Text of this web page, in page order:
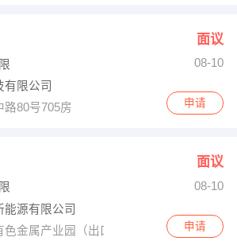
面议
08-10
有限公司
路80号705房
申请
面议
08-10
源有限公司
色金属产业园（出口加工区）东河西路
申请